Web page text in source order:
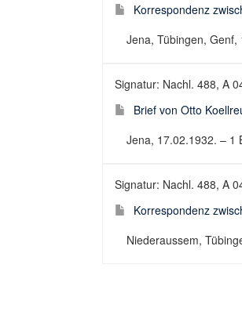
Korrespondenz
Jena, Tübingen,
Signatur: Nachl. 488, A
Brief von Otto
Jena, 17.02.1932. – 1
Signatur: Nachl. 488, A
Korrespondenz
Niederaussem,